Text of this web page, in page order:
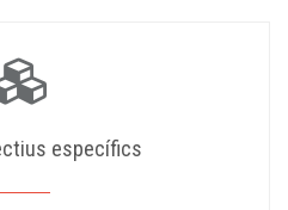
específics